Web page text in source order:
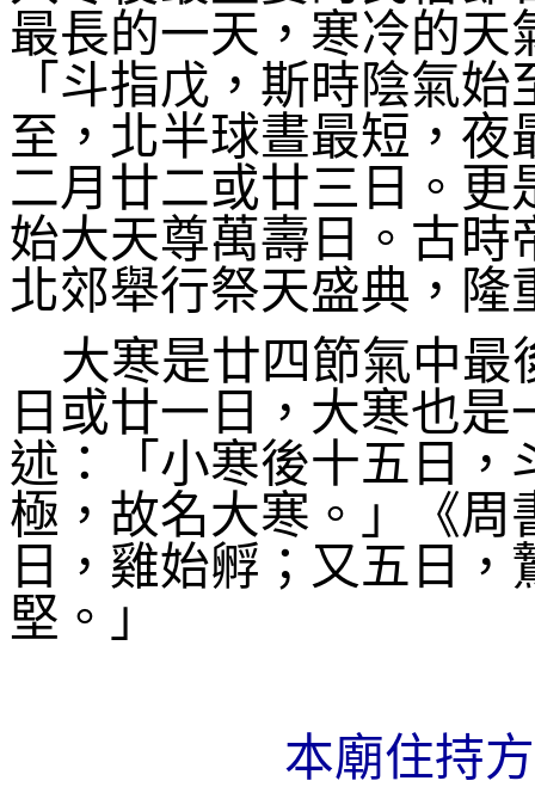
最長的一天，寒冷的天
「斗指戊，斯時陰氣
至，北半球晝最短，
二月廿二或廿三日。更
始大天尊萬壽日。古時
北郊舉行祭天盛典，隆
大寒是廿四節氣中最
日或廿一日，大寒也
述：「小寒後十五日，
極，故名大寒。」《周
日，雞始孵；又五日
堅。」
本廟住持